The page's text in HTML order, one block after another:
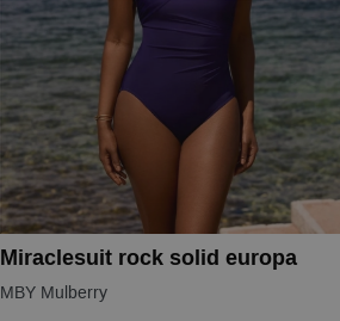
Miraclesuit rock solid europa
MBY Mulberry